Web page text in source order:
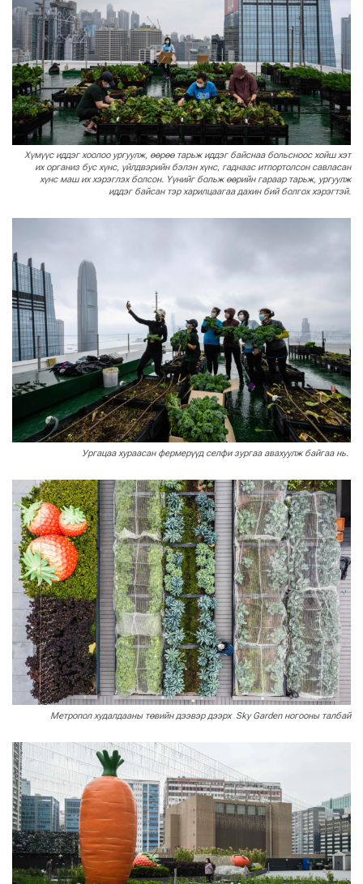
Хүмүүс иддэг хоолоо ургуулж, өөрөө тарьж иддэг байснаа больсноос хойш хэт
их организ бус хүнс, үйлдвэрийн бэлэн хүнс, гаднаас итпортолсон савласан
хүнс маш их хэрэглэх болсон. Үүнийг больж өөрийн гараар тарьж, ургуулж
иддэг байсан тэр харилцаагаа дахин бий болгох хэрэгтэй.
Ургацаа хураасан фермерүүд селфи зургаа авахуулж байгаа нь.
Метропол худалдааны төвийн дээвэр дээрх Sky Garden ногооны талбай